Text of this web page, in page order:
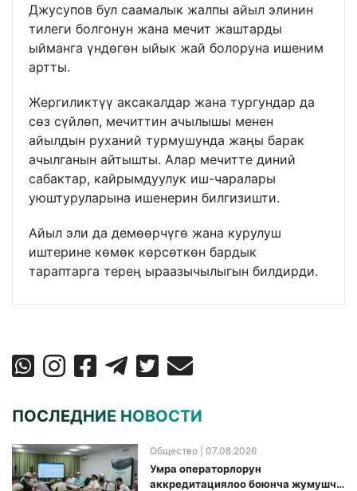
Джусупов бул саамалык жалпы айыл элинин
тилеги болгонун жана мечит жаштарды
ыйманга үндөгөн ыйык жай болоруна ишеним
артты.
Жергиликтүү аксакалдар жана тургундар да
сөз сүйлөп, мечиттин ачылышы менен
айылдын руханий турмушунда жаңы барак
ачылганын айтышты. Алар мечитте диний
сабактар, кайрымдуулук иш-чаралары
уюштуруларына ишенерин билгизишти.
Айыл эли да демөөрчүгө жана курулуш
иштерине көмөк көрсөткөн бардык
тараптарга терең ыраазычылыгын билдирди.
ПОСЛЕДНИЕ НОВОСТИ
Общество | 07.08.2026
Умра операторлорун
аккредитациялоо боюнча жумушчу